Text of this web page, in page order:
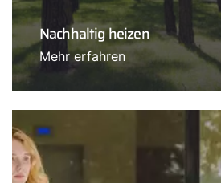
Nachhaltig heizen
Mehr erfahren